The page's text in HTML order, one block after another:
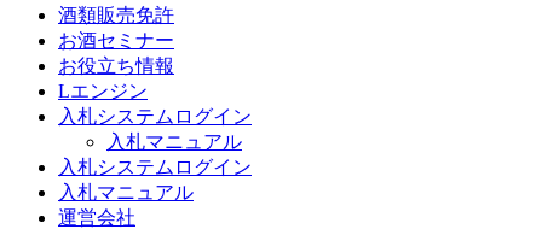
酒類販売免許
お酒セミナー
お役立ち情報
Lエンジン
入札システムログイン
入札マニュアル
入札システムログイン
入札マニュアル
運営会社